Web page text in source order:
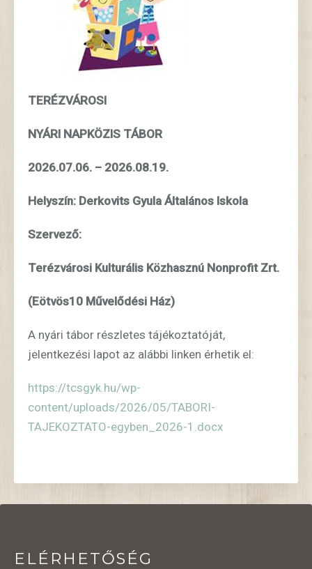
TERÉZVÁROSI
NYÁRI NAPKÖZIS TÁBOR
2026.07.06. – 2026.08.19.
Helyszín: Derkovits Gyula Általános Iskola
Szervező:
Terézvárosi Kulturális Közhasznú Nonprofit Zrt.
(Eötvös10 Művelődési Ház)
A nyári tábor részletes tájékoztatóját,
jelentkezési lapot az alábbi linken érhetik el:
https://tcsgyk.hu/wp-
content/uploads/2026/05/TABORI-
TAJEKOZTATO-egyben_2026-1.docx
ELÉRHETŐSÉG